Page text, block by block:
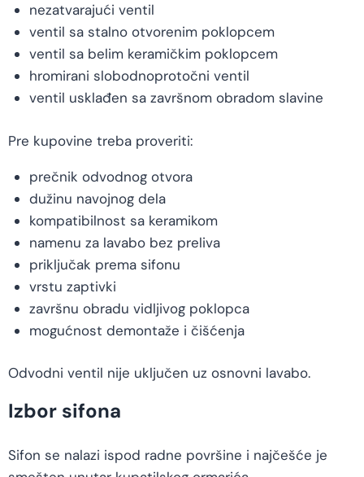
nezatvarajući ventil
ventil sa stalno otvorenim poklopcem
ventil sa belim keramičkim poklopcem
hromirani slobodnoprotočni ventil
ventil usklađen sa završnom obradom slavine
Pre kupovine treba proveriti:
prečnik odvodnog otvora
dužinu navojnog dela
kompatibilnost sa keramikom
namenu za lavabo bez preliva
priključak prema sifonu
vrstu zaptivki
završnu obradu vidljivog poklopca
mogućnost demontaže i čišćenja
Odvodni ventil nije uključen uz osnovni lavabo.
Izbor sifona
Sifon se nalazi ispod radne površine i najčešće je